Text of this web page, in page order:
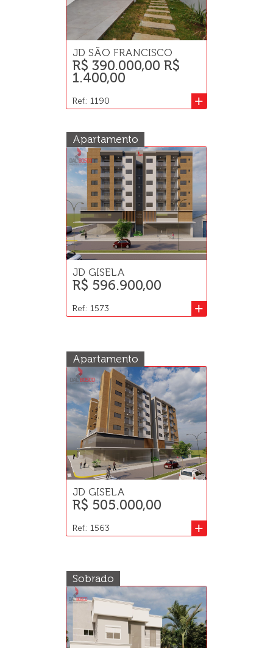
JD SÃO FRANCISCO
R$ 390.000,00 R$
1.400,00
+
Ref.: 1190
Apartamento
JD GISELA
R$ 596.900,00
+
Ref.: 1573
Apartamento
JD GISELA
R$ 505.000,00
+
Ref.: 1563
Sobrado